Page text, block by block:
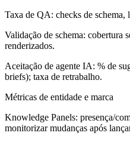
Taxa de QA: checks de
Validação de schema: cobertura
renderizados.
Aceitação de agente IA: % de
briefs); taxa de retrabalho.
Métricas de entidade e marca
Knowledge Panels: presença/
monitorizar mudanças após